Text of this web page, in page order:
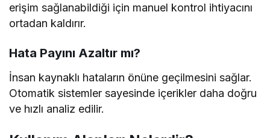
erişim sağlanabildiği için manuel kontrol ihtiyacını
ortadan kaldırır.
Hata Payını Azaltır mı?
İnsan kaynaklı hataların önüne geçilmesini sağlar.
Otomatik sistemler sayesinde içerikler daha doğru
ve hızlı analiz edilir.